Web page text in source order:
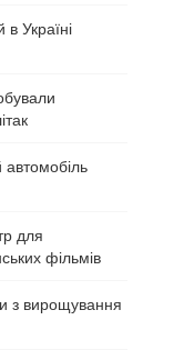
Україні
автомобіль
для
фільмів
з вирощування